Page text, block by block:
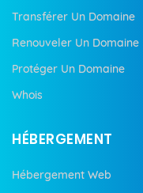
Transférer Un Domaine
Renouveler Un Domaine
Protéger Un Domaine
Whois
HÉBERGEMENT
Hébergement Web